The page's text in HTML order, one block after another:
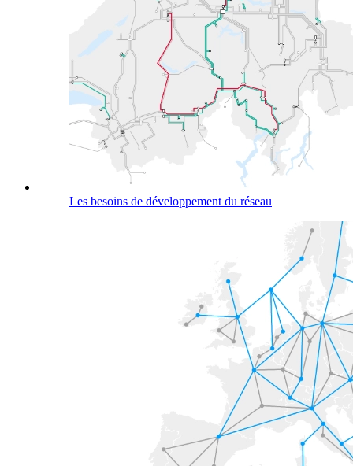
Les besoins de développement du réseau